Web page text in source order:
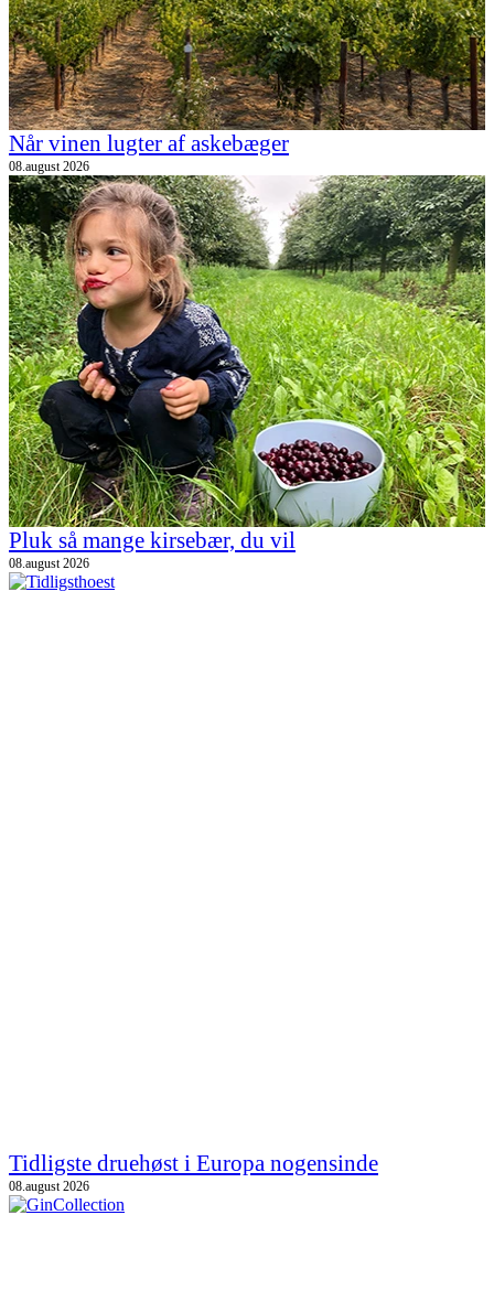
Når vinen lugter af askebæger
08.august 2026
Pluk så mange kirsebær, du vil
08.august 2026
Tidligste druehøst i Europa nogensinde
08.august 2026